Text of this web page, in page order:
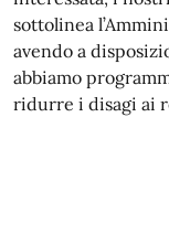
sottolinea
avendo a
abbiamo
ridurre i disagi ai